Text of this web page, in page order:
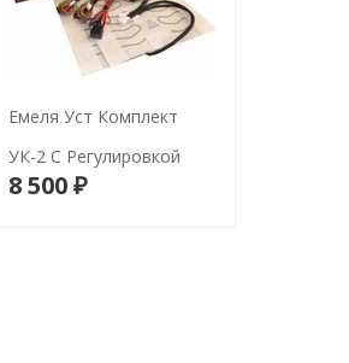
Емеля Уст Комплект
УК-2 С Регулировкой
8 500 ₽В корзину